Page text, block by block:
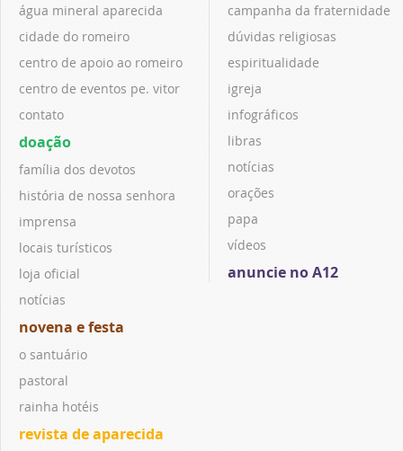
água mineral aparecida
cidade do romeiro
centro de apoio ao romeiro
centro de eventos pe. vitor
contato
doação
família dos devotos
história de nossa senhora
imprensa
locais turísticos
loja oficial
notícias
novena e festa
o santuário
pastoral
rainha hotéis
revista de aparecida
campanha da fraternidade
dúvidas religiosas
espiritualidade
igreja
infográficos
libras
notícias
orações
papa
vídeos
anuncie no A12